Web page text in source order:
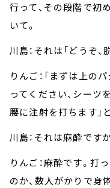
行って、その段階で初
いて。
川島：それは「どうぞ
りんご：「まずは上の
ってください、シーツ
腰に注射を打ちます」と
川島：それは麻酔です
りんご：麻酔です。打
のか、数人がかりで身